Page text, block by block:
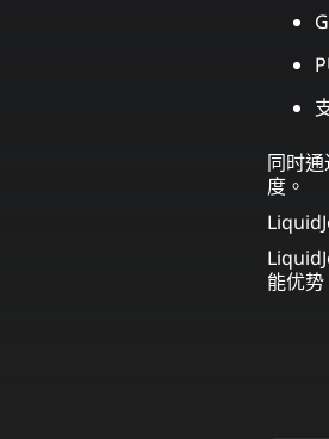
同时
度。
能优势